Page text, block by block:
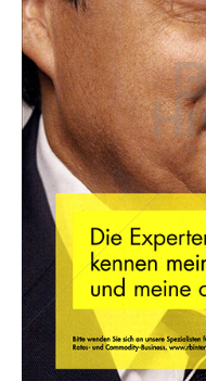
Epoche